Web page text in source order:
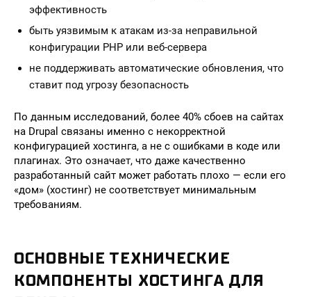
эффективность
быть уязвимым к атакам из-за неправильной
конфигурации PHP или веб-сервера
не поддерживать автоматические обновления, что
ставит под угрозу безопасность
По данным исследований, более 40% сбоев на сайтах
на Drupal связаны именно с некорректной
конфигурацией хостинга, а не с ошибками в коде или
плагинах. Это означает, что даже качественно
разработанный сайт может работать плохо — если его
«дом» (хостинг) не соответствует минимальным
требованиям.
ОСНОВНЫЕ ТЕХНИЧЕСКИЕ
КОМПОНЕНТЫ ХОСТИНГА ДЛЯ